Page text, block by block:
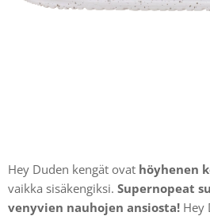
Hey Duden kengät ovat höyhenen
vaikka sisäkengiksi. Supernopeat
venyvien nauhojen ansiosta! Hey